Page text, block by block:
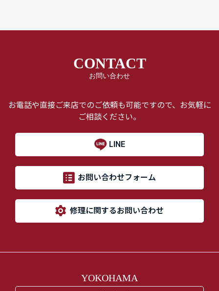
CONTACT
お問い合わせ
お電話や直接ご来店でのご依頼も可能ですので、お気軽に
ご相談ください。
LINE
お問い合わせフォーム
修理に関するお問い合わせ
YOKOHAMA